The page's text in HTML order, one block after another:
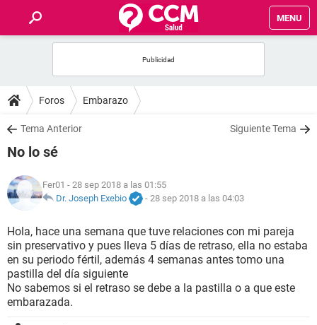
MENU
FOROS
SALUD
NUTRICIÓN
BIENESTAR
SEXUALIDAD
GLOSARIO
Foros Embarazo
Tema Anterior Siguiente Tema
No lo sé
Fer01 - 28 sep 2018 a las 01:55
Dr. Joseph Exebio
- 28 sep 2018 a las 04:03
Hola, hace una semana que tuve relaciones con mi pareja
sin preservativo y pues lleva 5 días de retraso, ella no estaba
en su periodo fértil, además 4 semanas antes tomo una
pastilla del día siguiente
No sabemos si el retraso se debe a la pastilla o a que este
embarazada.